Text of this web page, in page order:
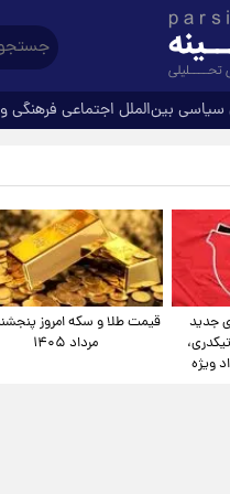
سیاسی بین‌الملل اجتماعی فرهنگی
جدید
ویژه
مرداد ۱۴۰۵